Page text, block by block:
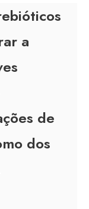
a
de
dos